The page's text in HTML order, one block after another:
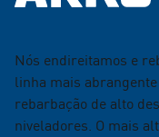
Nós endireitamos e
linha mais
rebarbação de alto
niveladores. O mais